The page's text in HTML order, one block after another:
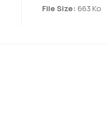
File Size: 663 Ko